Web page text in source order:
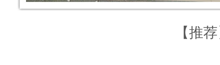
【推荐